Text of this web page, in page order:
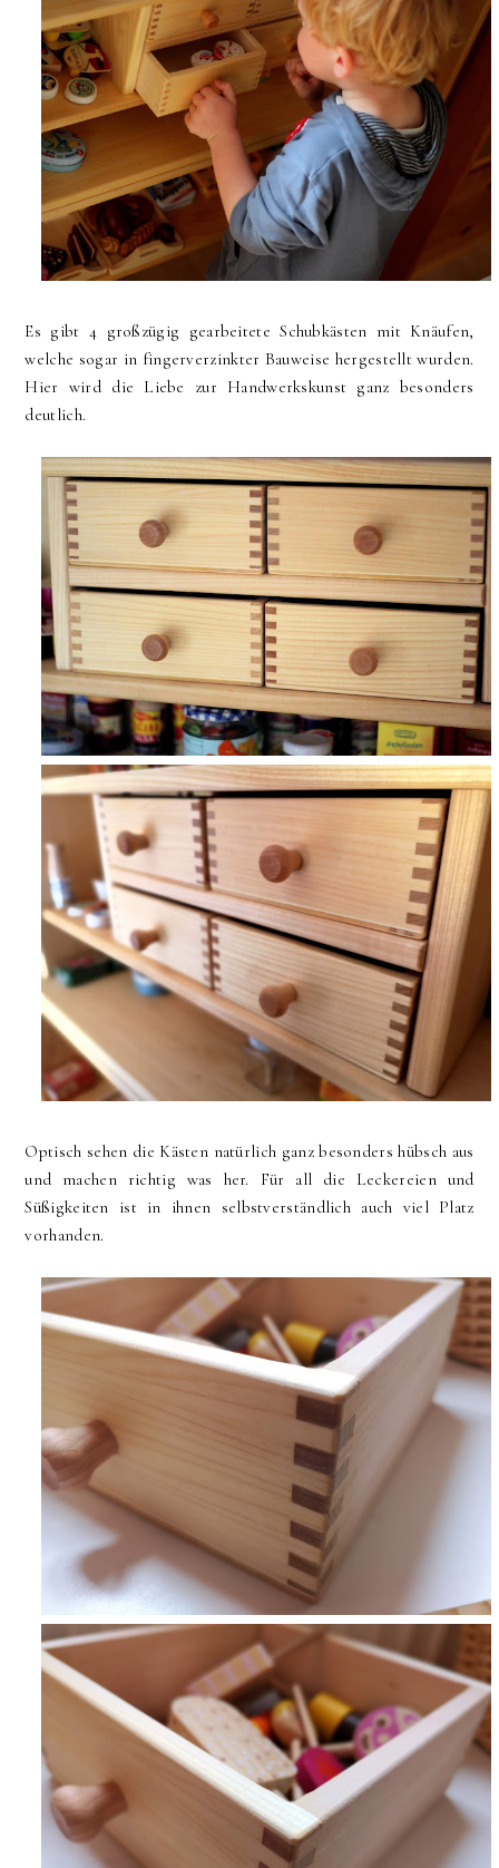
Es gibt 4 großzügig gearbeitete Schubkästen mit Knäufen,
welche sogar in fingerverzinkter Bauweise hergestellt wurden.
Hier wird die Liebe zur Handwerkskunst ganz besonders
deutlich.
Optisch sehen die Kästen natürlich ganz besonders hübsch aus
und machen richtig was her. Für all die Leckereien und
Süßigkeiten ist in ihnen selbstverständlich auch viel Platz
vorhanden.